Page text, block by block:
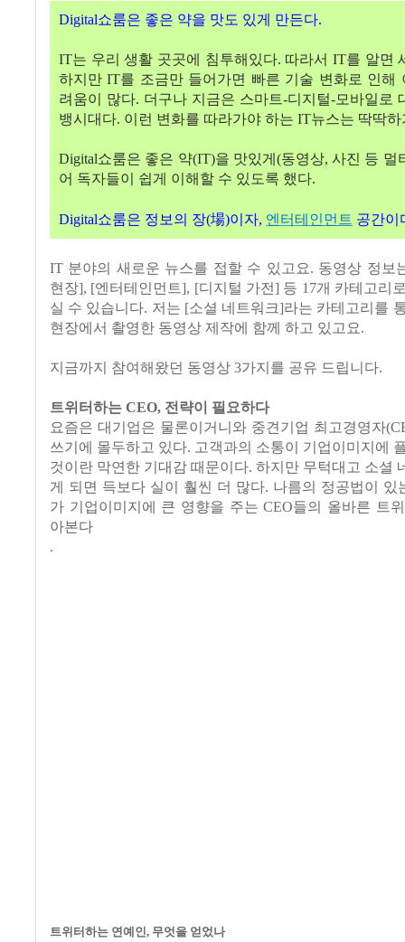
Digital쇼룸은 좋은 약을 맛도 있게 만든다.
IT는 우리 생활 곳곳에 침투해있다. 따라서 IT를 알면
하지만 IT를 조금만 들어가면 빠른 기술 변화로 인해
려움이 많다. 더구나 지금은 스마트-디지털-모바일로
뱅시대다. 이런 변화를 따라가야 하는 IT뉴스는 딱딱
Digital쇼룸은 좋은 약(IT)을 맛있게 (동영상,사진 등 멀
어 독자들이 쉽게 이해할 수 있도록 했다.
Digital쇼룸은 정보의 장(場)이자, 엔터테인먼트 공간이
IT 분야의 새로운 뉴스를 접할 수 있고요. 동영상 정보
현장], [엔터테인먼트], [디지털 가전] 등 17개 카테고리
실 수 있습니다. 저는 [소셜 네트워크]라는 카테고리를
현장에서 촬영한 동영상 제작에 함께 하고 있고요.
지금까지 참여해왔던 동영상 3가지를 공유 드립니다.
트위터하는 CEO, 전략이 필요하다
요즘은 대기업은 물론이거니와 중견기업 최고경영자
쓰기에 몰두하고 있다. 고객과의 소통이 기업이미지에
것이란 막연한 기대감 때문이다. 하지만 무턱대고 소셜
게 되면 득보다 실이 훨씬 더 많다. 나름의 정공법이 있
가 기업이미지에 큰 영향을 주는 CEO들의 올바른 트
아본다
.
트위터하는 연예인 , 무엇을 얻었나